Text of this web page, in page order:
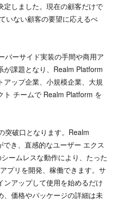
定しました。現在の顧客だけで
いない顧客の要望に応えるべ
バーサイド実装の手間や商用ア
が課題となり、Realm Platform
アップ企業、小規模企業、大規
ト チームで Realm Platform を
突破口となります。Realm
き、直感的なユーザー エクス
ームレスな動作により、たった
プリを開発、稼働できます。サ
ンアップして使用を始めるだけ
、価格やパッケージの詳細は未